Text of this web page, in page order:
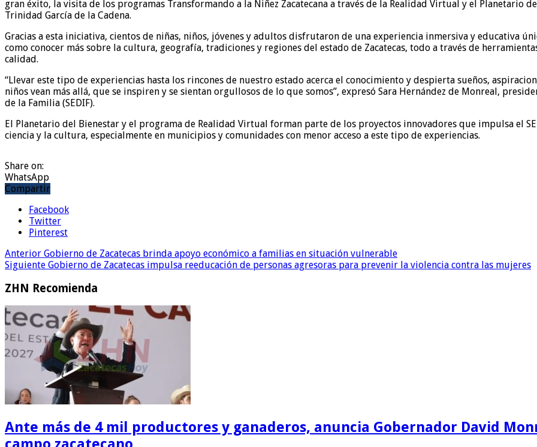
gran éxito, la visita de los programas Transformando a la Niñez Zacatecana a través de la Realidad Virtual y el Planetario
Trinidad García de la Cadena.
Gracias a esta iniciativa, cientos de niñas, niños, jóvenes y adultos disfrutaron de una experiencia inmersiva y educativa
como conocer más sobre la cultura, geografía, tradiciones y regiones del estado de Zacatecas, todo a través de
calidad.
“Llevar este tipo de experiencias hasta los rincones de nuestro estado acerca el conocimiento y despierta sueños,
niños vean más allá, que se inspiren y se sientan orgullosos de lo que somos”, expresó Sara Hernández de Monreal,
de la Familia (SEDIF).
El Planetario del Bienestar y el programa de Realidad Virtual forman parte de los proyectos innovadores que impulsa el
ciencia y la cultura, especialmente en municipios y comunidades con menor acceso a este tipo de experiencias.
Share on:
WhatsApp
Compartir
Facebook
Twitter
Pinterest
Anterior Gobierno de Zacatecas brinda apoyo económico a familias en situación vulnerable
Siguiente Gobierno de Zacatecas impulsa reeducación de personas agresoras para prevenir la violencia contra las mujeres
ZHN Recomienda
Ante más de 4 mil productores y ganaderos, anuncia Gobernador David